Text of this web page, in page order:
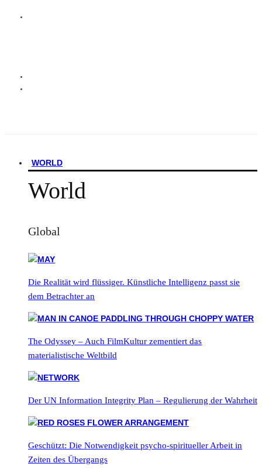
WORLD
World
Global
Die Realität wird flüssiger. Künstliche Intelligenz passt sie
dem Betrachter an
The Odyssey – Auch FilmKultur zementiert das
materialistische Weltbild
Der UN Information Integrity Plan – Regulierung der Wahrheit
Geschützt: Die Notwendigkeit psycho-spiritueller Arbeit in
Zeiten des Übergangs